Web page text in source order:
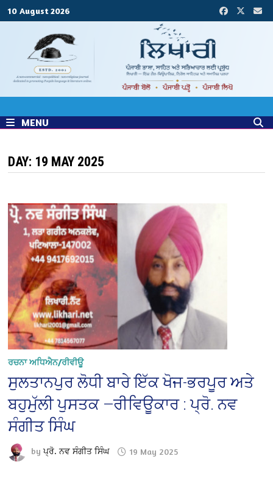
10 August 2026
MENU
DAY: 19 MAY 2025
ਰਚਨਾ ਅਧਿਐਨ/ਰੀਵੀਊ
ਸੁਲਤਾਨਪੁਰ ਲੋਧੀ ਬਾਰੇ ਇੱਕ ਖੋਜ-ਭਰਪੂਰ ਅਤੇ
ਬਹੁਮੁੱਲੀ ਪੁਸਤਕ —ਰੀਵਿਊਕਾਰ : ਪ੍ਰੋ. ਨਵ
ਸੰਗੀਤ ਸਿੰਘ
byਪ੍ਰੋ. ਨਵ ਸੰਗੀਤ ਸਿੰਘ 19 May 2025